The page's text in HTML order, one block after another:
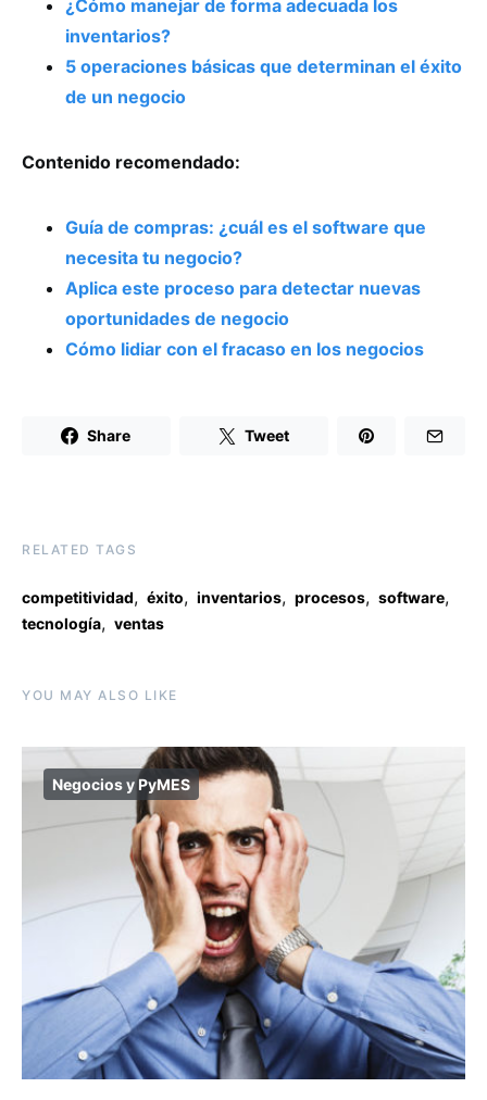
¿Cómo manejar de forma adecuada los
inventarios?
5 operaciones básicas que determinan el éxito
de un negocio
Contenido recomendado:
Guía de compras: ¿cuál es el software que
necesita tu negocio?
Aplica este proceso para detectar nuevas
oportunidades de negocio
Cómo lidiar con el fracaso en los negocios
Share Tweet
RELATED TAGS
competitividad, éxito, inventarios, procesos, software,
tecnología, ventas
YOU MAY ALSO LIKE
Negocios y PyMES